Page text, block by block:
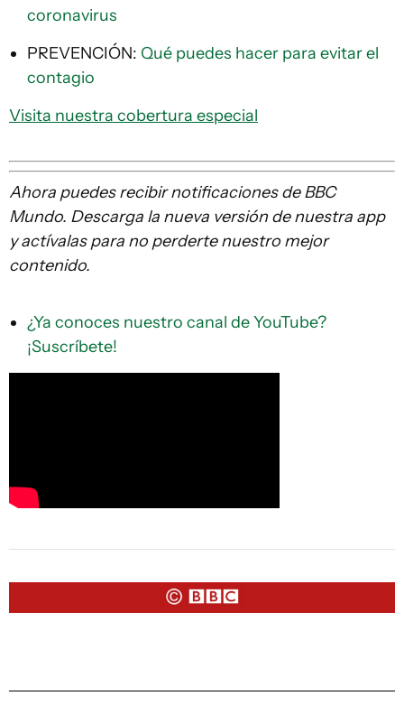
coronavirus
PREVENCIÓN: Qué puedes hacer para evitar el
contagio
Visita nuestra cobertura especial
Ahora puedes recibir notificaciones de BBC
Mundo. Descarga la nueva versión de nuestra app
y actívalas para no perderte nuestro mejor
contenido.
¿Ya conoces nuestro canal de YouTube?
¡Suscríbete!